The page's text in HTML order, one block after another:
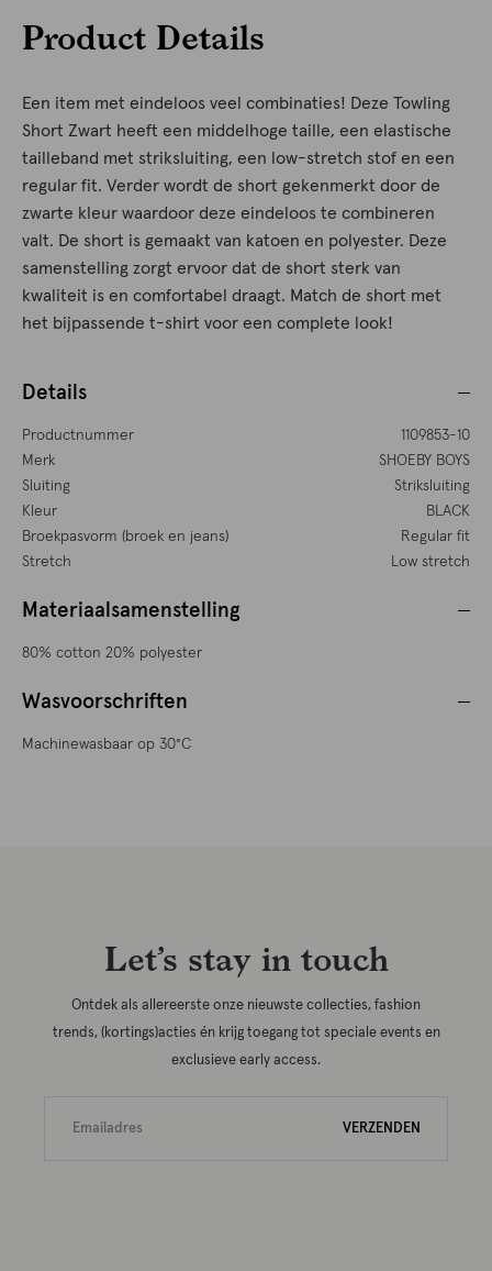
Product Details
Een item met eindeloos veel combinaties! Deze Towling
Short Zwart heeft een middelhoge taille, een elastische
tailleband met striksluiting, een low-stretch stof en een
regular fit. Verder wordt de short gekenmerkt door de
zwarte kleur waardoor deze eindeloos te combineren
valt. De short is gemaakt van katoen en polyester. Deze
samenstelling zorgt ervoor dat de short sterk van
kwaliteit is en comfortabel draagt. Match de short met
het bijpassende t-shirt voor een complete look!
Details
Productnummer
1109853-10
Merk
SHOEBY BOYS
Sluiting
Striksluiting
Kleur
BLACK
Broekpasvorm (broek en jeans)
Regular fit
Stretch
Low stretch
Materiaalsamenstelling
80% cotton 20% polyester
Wasvoorschriften
Machinewasbaar op 30°C
Let’s stay in touch
Ontdek als allereerste onze nieuwste collecties, fashion
trends, (kortings)acties én krijg toegang tot speciale events en
exclusieve early access.
VERZENDEN